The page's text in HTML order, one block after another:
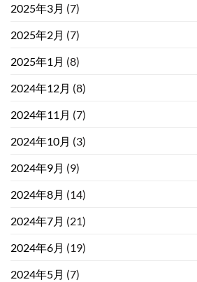
2025年3月 (7)
2025年2月 (7)
2025年1月 (8)
2024年12月 (8)
2024年11月 (7)
2024年10月 (3)
2024年9月 (9)
2024年8月 (14)
2024年7月 (21)
2024年6月 (19)
2024年5月 (7)